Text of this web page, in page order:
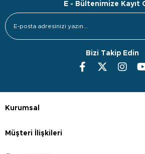
E - Bültenimize Kayıt
Bizi Takip Edin
Kurumsal
Müşteri İlişkileri